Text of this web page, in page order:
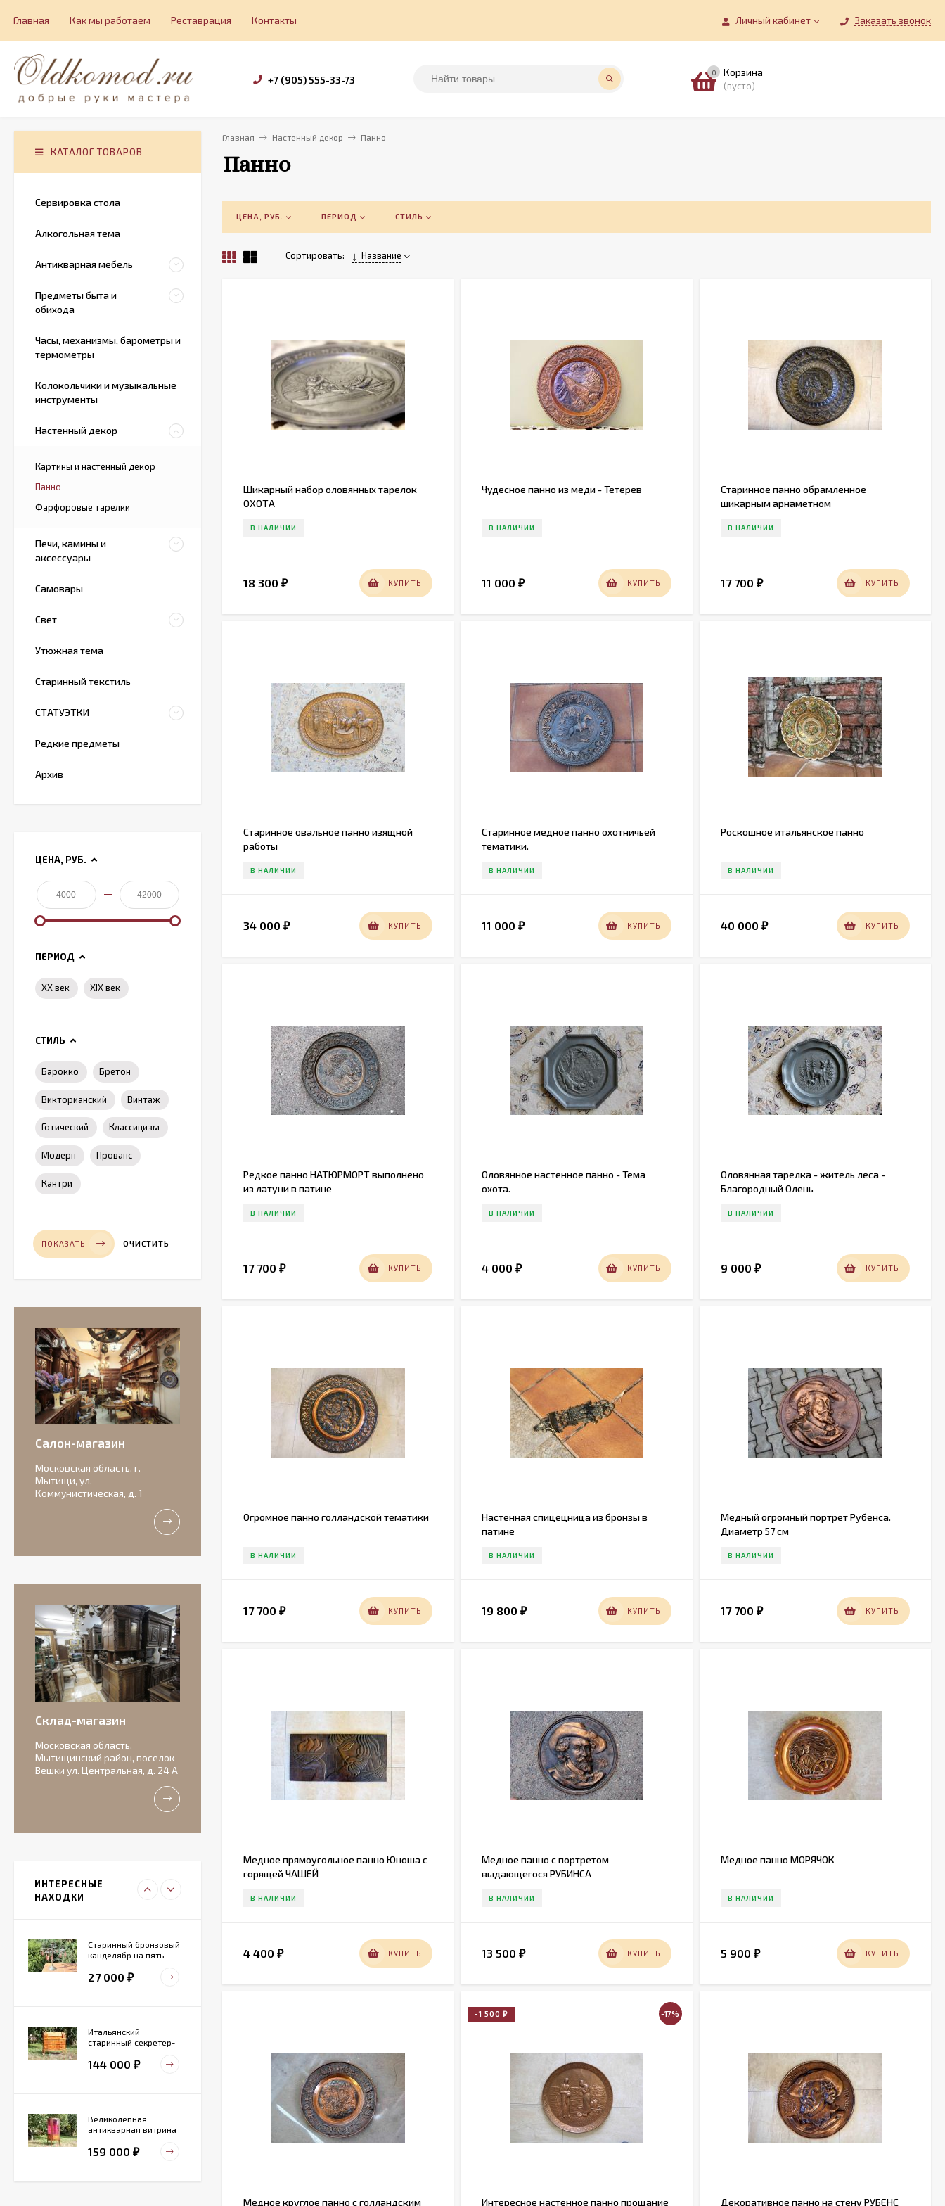
Личный кабинет Заказать звонок
Главная Как мы работаем Реставрация Контакты
+7 (905) 555-33-73
0 Корзина
(пусто)
Главная Настенный декор Панно
Панно
ЦЕНА, РУБ. ПЕРИОД СТИЛЬ
Сортировать: Название
Шикарный набор оловянных тарелок
ОХОТА
В НАЛИЧИИ
18 300 ₽ КУПИТЬ
Чудесное панно из меди - Тетерев
В НАЛИЧИИ
11 000₽ КУПИТЬ
Старинное панно обрамленное
шикарным арнаметном
В НАЛИЧИИ
17 700 ₽ КУПИТЬ
Старинное овальное панно изящной
работы
В НАЛИЧИИ
34 000 ₽ КУПИТЬ
Старинное медное панно охотничьей
тематики.
В НАЛИЧИИ
11 000₽ КУПИТЬ
Роскошное итальянское панно
В НАЛИЧИИ
40 000 ₽ КУПИТЬ
Редкое панно НАТЮРМОРТ выполнено
из латуни в патине
В НАЛИЧИИ
17 700 ₽ КУПИТЬ
Оловянное настенное панно - Тема
охота.
В НАЛИЧИИ
4 000₽ КУПИТЬ
Оловянная тарелка - житель леса -
Благородный Олень
В НАЛИЧИИ
9 000 ₽ КУПИТЬ
Огромное панно голландской тематики
В НАЛИЧИИ
17 700 ₽ КУПИТЬ
Настенная спицецница из бронзы в
патине
В НАЛИЧИИ
19 800₽ КУПИТЬ
Медный огромный портрет Рубенса.
Диаметр 57 см
В НАЛИЧИИ
17 700 ₽ КУПИТЬ
Медное прямоугольное панно Юноша с
горящей ЧАШЕЙ
В НАЛИЧИИ
4 400 ₽ КУПИТЬ
Медное панно с портретом
выдающегося РУБИНСА
В НАЛИЧИИ
13 500₽ КУПИТЬ
Медное панно МОРЯЧОК
В НАЛИЧИИ
5 900 ₽ КУПИТЬ
Медное круглое панно с голландским
-17%
-1 500₽
Интересное настенное панно прощание
Декоративное панно на стену РУБЕНС
КАТАЛОГ ТОВАРОВ
Сервировка стола
Алкогольная тема
Антикварная мебель
Предметы быта и
обихода
Часы, механизмы, барометры и
термометры
Колокольчики и музыкальные
инструменты
Настенный декор
Картины и настенный декор
Панно
Фарфоровые тарелки
Печи, камины и
аксессуары
Самовары
Свет
Утюжная тема
Старинный текстиль
СТАТУЭТКИ
Редкие предметы
Архив
ЦЕНА, РУБ.
—
ПЕРИОД
XX век XIX век
СТИЛЬ
Барокко Бретон
Викторианский Винтаж
Готический Классицизм
Модерн Прованс
Кантри
ПОКАЗАТЬ ОЧИСТИТЬ
Салон-магазин
Московская область, г.
Мытищи, ул.
Коммунистическая, д. 1
Склад-магазин
Московская область,
Мытищинский район, поселок
Вешки ул. Центральная, д. 24 А
ИНТЕРЕСНЫЕ
НАХОДКИ
Антикварная
бисквитная
композиция с
156 000
Очаровательные
Идеальное состояние.
фарфоровый
светильник
27 000
Старинный бронзовый
канделябр на пять
27 000 ₽
Итальянский
старинный секретер-
144 000 ₽
Великолепная
антикварная витрина
159 000 ₽